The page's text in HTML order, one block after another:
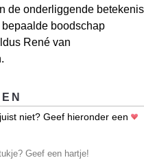
de onderliggende betekenis
boodschap
René van
niet? Geef hieronder een
Geef een hartje!